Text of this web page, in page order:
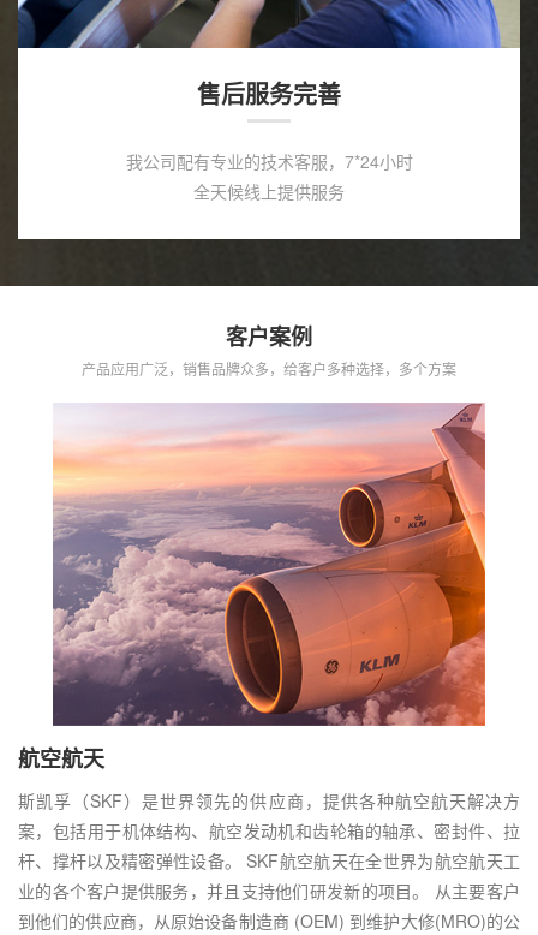
售后服务完善
我公司配有专业的技术客服，7*24小时
全天候线上提供服务
客户案例
产品应用广泛，销售品牌众多，给客户多种选择，多个方案
航空航天
斯凯孚（SKF）是世界领先的供应商，提供各种航空航天解决方
案，包括用于机体结构、航空发动机和齿轮箱的轴承、密封件、拉
杆、撑杆以及精密弹性设备。 SKF航空航天在全世界为航空航天工
业的各个客户提供服务，并且支持他们研发新的项目。 从主要客户
到他们的供应商，从原始设备制造商 (OEM) 到维护大修(MRO)的公